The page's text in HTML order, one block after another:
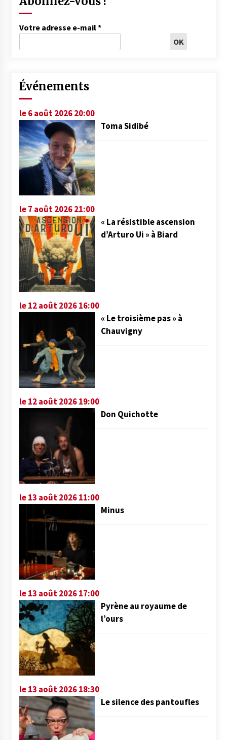
Votre adresse e-mail*
Événements
le 6 août 2026 20:00
Toma Sidibé
le 7 août 2026 21:00
« La résistible ascension
d’Arturo Ui » à Biard
le 12 août 2026 16:00
« Le troisième pas » à
Chauvigny
le 12 août 2026 19:00
Don Quichotte
le 13 août 2026 11:00
Minus
le 13 août 2026 17:00
Pyrène au royaume de
l’ours
le 13 août 2026 18:30
Le silence des pantoufles